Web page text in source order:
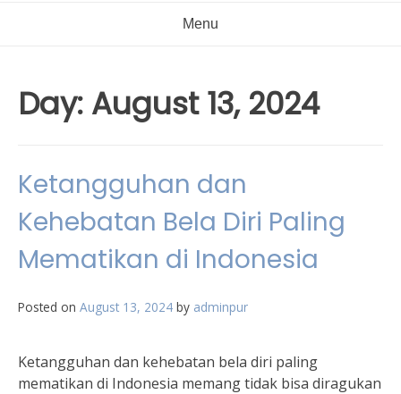
Menu
Day: August 13, 2024
Ketangguhan dan
Kehebatan Bela Diri Paling
Mematikan di Indonesia
Posted on August 13, 2024 by adminpur
Ketangguhan dan kehebatan bela diri paling
mematikan di Indonesia memang tidak bisa diragukan